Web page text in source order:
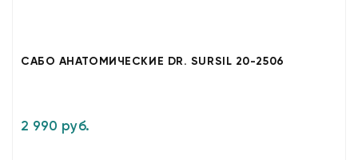
САБО АНАТОМИЧЕСКИЕ DR. SURSIL 20-2506
2 990 руб.